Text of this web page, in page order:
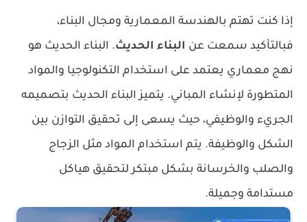
إذا كنت تهتم بالهندسة المعمارية ومجال البناء،
فبالتأكيد سمعت عن البناء الحديث. البناء الحديث هو
نهج معماري يعتمد على استخدام التكنولوجيا والمواد
المتطورة لإنشاء المباني. يتميز البناء الحديث بتصميمه
الجريء والوظيفي، حيث يسعى إلى تحقيق التوازن بين
الشكل والوظيفة. يتم استخدام المواد مثل الزجاج
والصلب والخرسانة بشكل مبتكر لتحقيق هياكل
مستدامة وجميلة.